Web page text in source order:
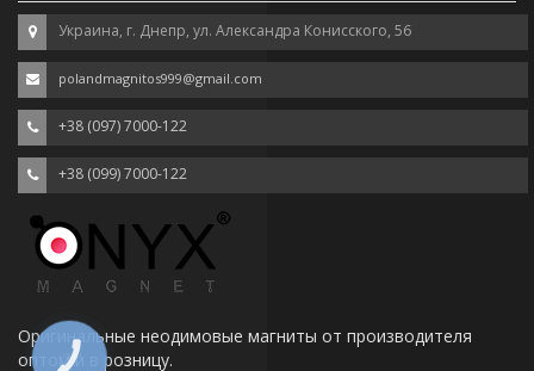
Украина, г. Днепр, ул. Александра Конисского, 56
polandmagnitos999@gmail.com
+38 (097) 7000-122
+38 (099) 7000-122
Оригинальные неодимовые магниты от производителя
оптом и в розницу.
КНОПКА
СВЯЗИ